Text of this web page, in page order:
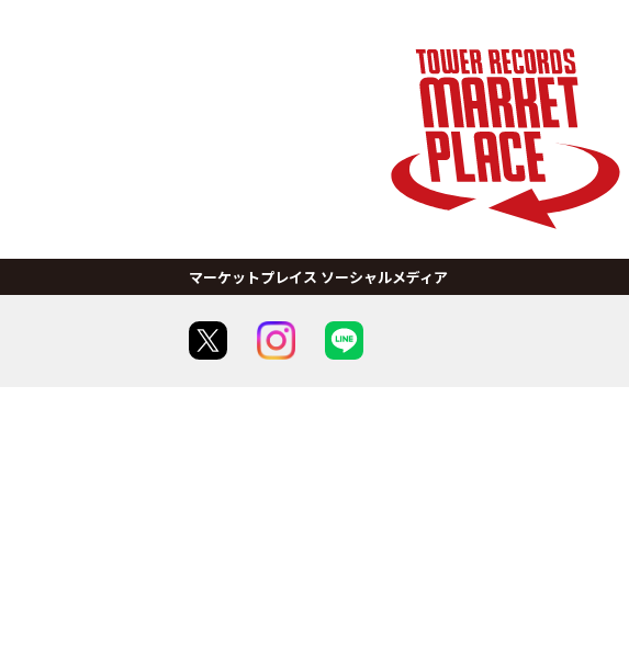
マーケットプレイス ソーシャルメディア